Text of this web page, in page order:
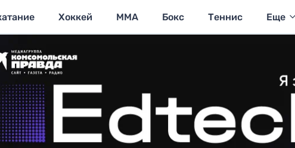
Хоккей MMA Бокс Теннис Еще